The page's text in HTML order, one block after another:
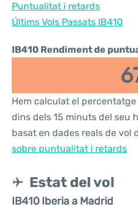
Puntualitat i retards
Últims Vols Passats IB410
IB410 Rendiment de
Hem calculat el
dins dels 15 minuts del seu
basat en dades reals de vol
sobre puntualitat i retards
Estat del vol
IB410 Iberia a Madrid